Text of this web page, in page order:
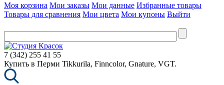
Моя корзина Мои заказы Мои данные Избранные товары
Товары для сравнения Мои цвета Мои купоны Выйти
7 (342) 255 41 55
Купить в Перми Tikkurila, Finncolor, Gnature, VGT.